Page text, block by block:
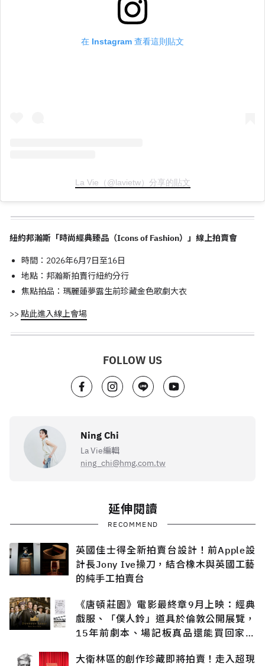
在 Instagram 查看這則貼文
La Vie（@lavietw）分享的貼文
紐約邦瀚斯「時尚經典臻品（Icons of Fashion）」線上拍賣會
時間：2026年6月7日至16日
地點：邦瀚斯拍賣行紐約分行
焦點拍品：瑪麗蓮夢露生前珍藏金色歌劇大衣
>> 點此進入線上會場
FOLLOW US
Ning Chi
La Vie編輯
ning_chi@hmg.com.tw
延伸閱讀
RECOMMEND
英國佳士得全新拍賣台設計！前Apple設
計長Jony Ive操刀，結合橡木與英國工藝
的純手工拍賣台
《唐頓莊園》電影最終章9月上映：經典
戲服、「僕人鈴」道具於倫敦公開展覽，
15年前劇本、場記板真品還能買回家收
大衛林區的創作珍藏即將拍賣！走入超現